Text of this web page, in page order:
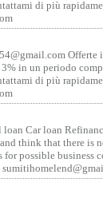
di più
Offerte
in un periodo
di più
Car loan
think that there is
possible business